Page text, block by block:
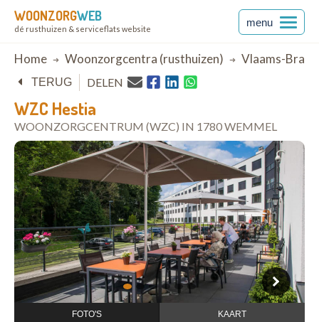
WOONZORGWEB
dé rusthuizen & serviceflats website
menu
Breadcrumb
Home Woonzorgcentra (rusthuizen) Vlaams-
WZC Hestia
WOONZORGCENTRUM (WZC) IN 1780 WEMMEL
TERUG DELEN
1 2 3 4 5 6
open in Google Maps
FOTO'S KAART